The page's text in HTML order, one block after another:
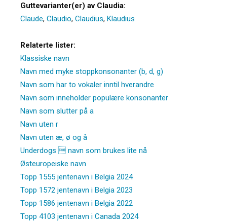
Guttevarianter(er) av Claudia:
Claude, Claudio, Claudius, Klaudius
Relaterte lister:
Klassiske navn
Navn med myke stoppkonsonanter (b, d, g)
Navn som har to vokaler inntil hverandre
Navn som inneholder populære konsonanter
Navn som slutter på a
Navn uten r
Navn uten æ, ø og å
Underdogs  navn som brukes lite nå
Østeuropeiske navn
Topp 1555 jentenavn i Belgia 2024
Topp 1572 jentenavn i Belgia 2023
Topp 1586 jentenavn i Belgia 2022
Topp 4103 jentenavn i Canada 2024